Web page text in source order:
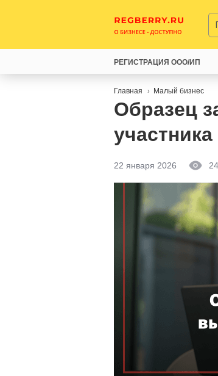
Главная Малый бизнес
Образец
22 января 2026
РЕГИСТРАЦИЯ ООО/ИП